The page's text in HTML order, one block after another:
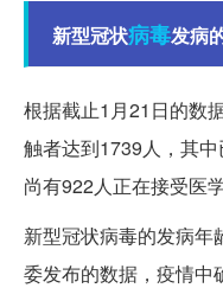
新型冠状病毒发病
根据截止1月21日的数
触者达到1739人，其
尚有922人正在接受医学
新型冠状病毒的发病年
委发布的数据，疫情中